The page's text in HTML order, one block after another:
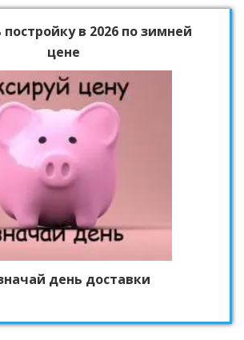
постройку в 2026 по зимней
цене
день доставки